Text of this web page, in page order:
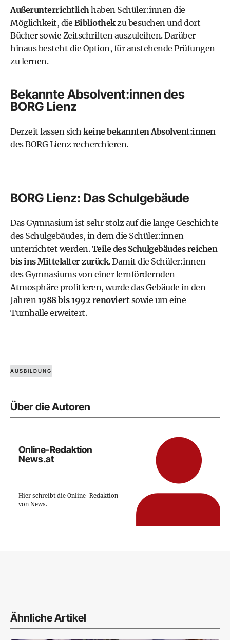
Außerunterrichtlichhaben Schüler:innen die
Möglichkeit, die Bibliothekzu besuchen und dort
Bücher sowie Zeitschriften auszuleihen. Darüber
hinaus besteht die Option, für anstehende Prüfungen
zu lernen.
Bekannte Absolvent:innen des
BORG Lienz
Derzeit lassen sich keine bekannten Absolvent:innen
des BORG Lienz recherchieren.
BORG Lienz: Das Schulgebäude
Das Gymnasium ist sehr stolz auf die lange Geschichte
des Schulgebäudes, in dem die Schüler:innen
unterrichtet werden.Teile des Schulgebäudes reichen
bis ins Mittelalter zurück. Damit die Schüler:innen
des Gymnasiums von einer lernfördernden
Atmosphäre profitieren, wurde das Gebäude in den
Jahren1988 bis 1992 renoviertsowie um eine
Turnhalle erweitert.
AUSBILDUNG
Über die Autoren
Online-Redaktion
News.at
Hier schreibt die Online-Redaktion
von News.
Ähnliche Artikel